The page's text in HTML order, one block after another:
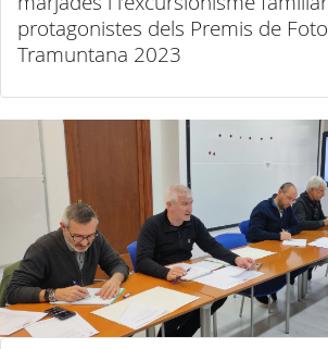
protagonistes dels Premis de
Tramuntana 2023